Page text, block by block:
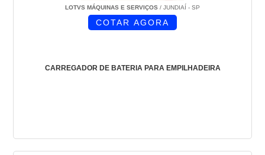
LOTVS MÁQUINAS E SERVIÇOS / JUNDIAÍ - SP
CARREGADOR DE BATERIA PARA EMPILHADEIRA
COTAR AGORA